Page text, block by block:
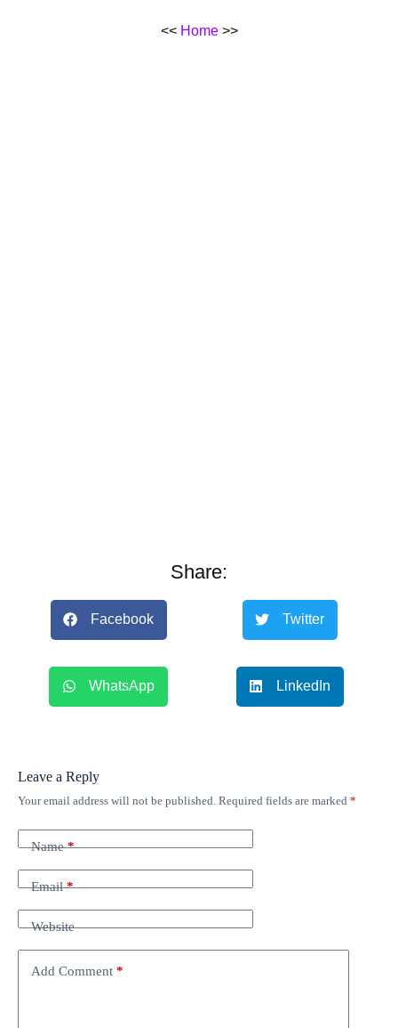
<< Home>>
Share:
Facebook Twitter
WhatsApp LinkedIn
Leave a Reply
Your email address will not be published. Required fields are marked *
Name*
Email*
Website
Add Comment *